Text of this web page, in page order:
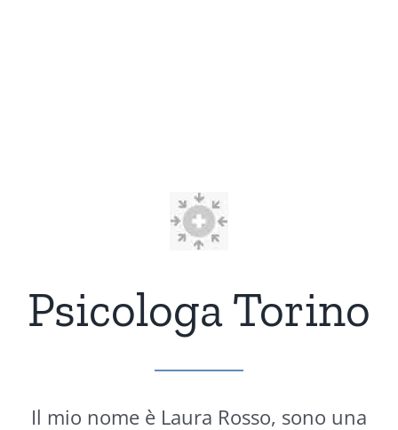
Psicologa Torino
Il mio nome è Laura Rosso, sono una